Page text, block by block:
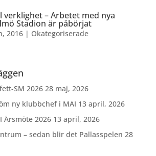
verklighet – Arbetet med nya
Stadion är påbörjat
2016| Okategoriserade
SM 2026 28 maj, 2026
ny klubbchef i MAI 13 april, 2026
Årsmöte 2026 13 april, 2026
– sedan blir det Pallasspelen 28